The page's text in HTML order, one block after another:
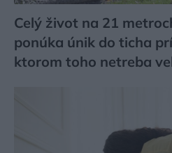
Celý život na 21
ponúka únik do ticha
ktorom toho netreba